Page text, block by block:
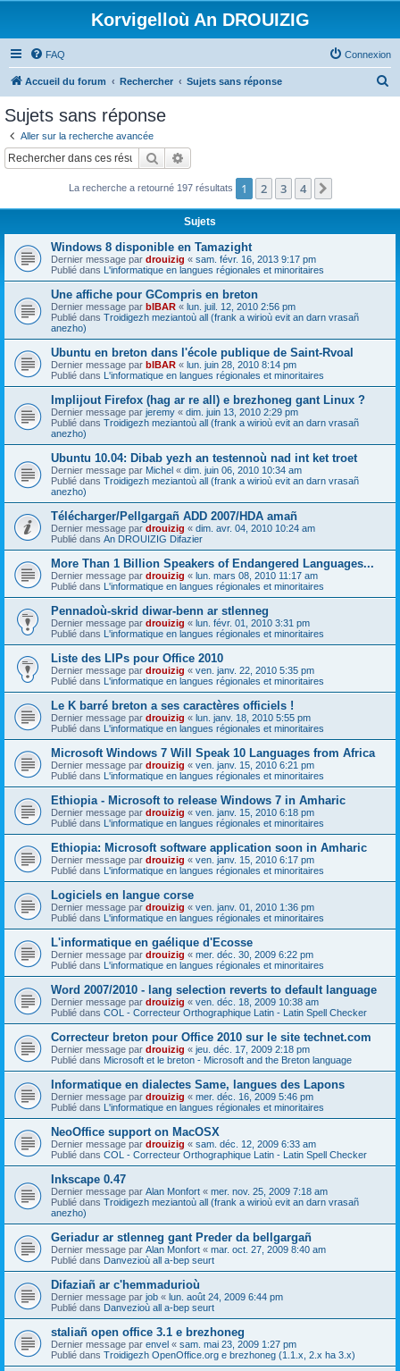
Korvigelloù An DROUIZIG
FAQ Connexion
Accueil du forum Rechercher Sujets sans réponse
c
Sujets sans réponse
Aller sur la recherche avancée
Rechercher
La recherche a retourné 197 résultats 1 2 3 4
Sujets
Windows 8 disponible en Tamazight
Dernier message par drouizig « sam. févr. 16, 2013 9:17 pm
Publié dans L'informatique en langues régionales et minoritaires
Une affiche pour GCompris en breton
Dernier message par bIBAR « lun. juil. 12, 2010 2:56 pm
Publié dans Troidigezh meziantoù all (frank a wirioù evit an darn vrasañ
anezho)
Ubuntu en breton dans l'école publique de Saint-Rvoal
Dernier message par bIBAR « lun. juin 28, 2010 8:14 pm
Publié dans L'informatique en langues régionales et minoritaires
Implijout Firefox (hag ar re all) e brezhoneg gant Linux ?
Dernier message par jeremy « dim. juin 13, 2010 2:29 pm
Publié dans Troidigezh meziantoù all (frank a wirioù evit an darn vrasañ
anezho)
Ubuntu 10.04: Dibab yezh an testennoù nad int ket troet
Dernier message par Michel « dim. juin 06, 2010 10:34 am
Publié dans Troidigezh meziantoù all (frank a wirioù evit an darn vrasañ
anezho)
Télécharger/Pellgargañ ADD 2007/HDA amañ
Dernier message par drouizig « dim. avr. 04, 2010 10:24 am
Publié dans An DROUIZIG Difazier
More Than 1 Billion Speakers of Endangered Languages...
Dernier message par drouizig « lun. mars 08, 2010 11:17 am
Publié dans L'informatique en langues régionales et minoritaires
Pennadoù-skrid diwar-benn ar stlenneg
Dernier message par drouizig « lun. févr. 01, 2010 3:31 pm
Publié dans L'informatique en langues régionales et minoritaires
Liste des LIPs pour Office 2010
Dernier message par drouizig « ven. janv. 22, 2010 5:35 pm
Publié dans L'informatique en langues régionales et minoritaires
Le K barré breton a ses caractères officiels !
Dernier message par drouizig « lun. janv. 18, 2010 5:55 pm
Publié dans L'informatique en langues régionales et minoritaires
Microsoft Windows 7 Will Speak 10 Languages from Africa
Dernier message par drouizig « ven. janv. 15, 2010 6:21 pm
Publié dans L'informatique en langues régionales et minoritaires
Ethiopia - Microsoft to release Windows 7 in Amharic
Dernier message par drouizig « ven. janv. 15, 2010 6:18 pm
Publié dans L'informatique en langues régionales et minoritaires
Ethiopia: Microsoft software application soon in Amharic
Dernier message par drouizig « ven. janv. 15, 2010 6:17 pm
Publié dans L'informatique en langues régionales et minoritaires
Logiciels en langue corse
Dernier message par drouizig « ven. janv. 01, 2010 1:36 pm
Publié dans L'informatique en langues régionales et minoritaires
L'informatique en gaélique d'Ecosse
Dernier message par drouizig « mer. déc. 30, 2009 6:22 pm
Publié dans L'informatique en langues régionales et minoritaires
Word 2007/2010 - lang selection reverts to default language
Dernier message par drouizig « ven. déc. 18, 2009 10:38 am
Publié dans COL - Correcteur Orthographique Latin - Latin Spell Checker
Correcteur breton pour Office 2010 sur le site technet.com
Dernier message par drouizig « jeu. déc. 17, 2009 2:18 pm
Publié dans Microsoft et le breton - Microsoft and the Breton language
Informatique en dialectes Same, langues des Lapons
Dernier message par drouizig « mer. déc. 16, 2009 5:46 pm
Publié dans L'informatique en langues régionales et minoritaires
NeoOffice support on MacOSX
Dernier message par drouizig « sam. déc. 12, 2009 6:33 am
Publié dans COL - Correcteur Orthographique Latin - Latin Spell Checker
Inkscape 0.47
Dernier message par Alan Monfort « mer. nov. 25, 2009 7:18 am
Publié dans Troidigezh meziantoù all (frank a wirioù evit an darn vrasañ
anezho)
Geriadur ar stlenneg gant Preder da bellgargañ
Dernier message par Alan Monfort « mar. oct. 27, 2009 8:40 am
Publié dans Danvezioù all a-bep seurt
Difaziañ ar c'hemmadurioù
Dernier message par job « lun. août 24, 2009 6:44 pm
Publié dans Danvezioù all a-bep seurt
staliañ open office 3.1 e brezhoneg
Dernier message par envel « sam. mai 23, 2009 1:27 pm
Publié dans Troidigezh OpenOffice.org e brezhoneg (1.1.x, 2.x ha 3.x)